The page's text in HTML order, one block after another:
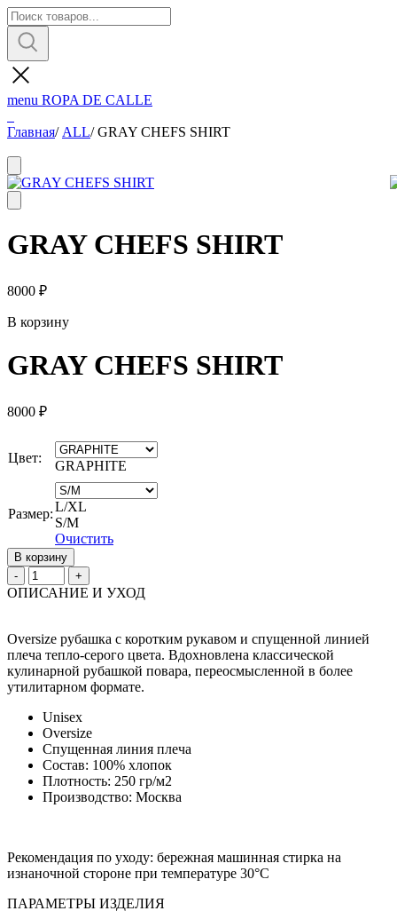
menu ROPA DE CALLE
Главная/ ALL/GRAY CHEFS SHIRT
GRAY CHEFS SHIRT
8000 ₽
В корзину
GRAY CHEFS SHIRT
8000 ₽
Цвет:
GRAPHITE
Размер:L/XL
S/М
Очистить
В корзину
Quantity
ОПИСАНИЕ И УХОД
Oversize рубашка с коротким рукавом и спущенной линией
плеча тепло-серого цвета. Вдохновлена классической
кулинарной рубашкой повара, переосмысленной в более
утилитарном формате.
Unisex
Oversize
Спущенная линия плеча
Состав: 100% хлопок
Плотность: 250 гр/м2
Производство: Москва
Рекомендация по уходу: бережная машинная стирка на
изнаночной стороне при температуре 30°С
ПАРАМЕТРЫ ИЗДЕЛИЯ